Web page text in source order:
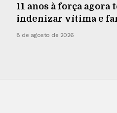
11 anos à força agora
indenizar vítima e
8 de agosto de 2026